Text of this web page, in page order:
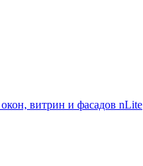
витрин и фасадов nLite